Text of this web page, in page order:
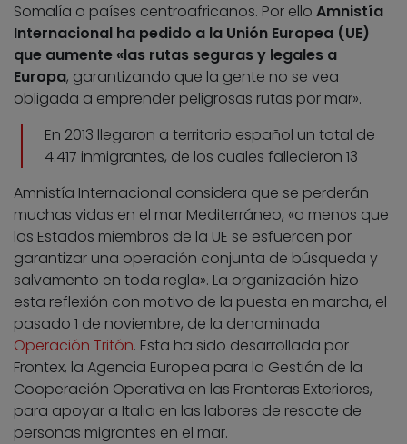
Somalía o países centroafricanos. Por ello Amnistía
Internacional ha pedido a la Unión Europea (UE)
que aumente «las rutas seguras y legales a
Europa, garantizando que la gente no se vea
obligada a emprender peligrosas rutas por mar».
En 2013 llegaron a territorio español un total de
4.417 inmigrantes, de los cuales fallecieron 13
Amnistía Internacional considera que se perderán
muchas vidas en el mar Mediterráneo, «a menos que
los Estados miembros de la UE se esfuercen por
garantizar una operación conjunta de búsqueda y
salvamento en toda regla». La organización hizo
esta reflexión con motivo de la puesta en marcha, el
pasado 1 de noviembre, de la denominada
Operación Tritón. Esta ha sido desarrollada por
Frontex, la Agencia Europea para la Gestión de la
Cooperación Operativa en las Fronteras Exteriores,
para apoyar a Italia en las labores de rescate de
personas migrantes en el mar.